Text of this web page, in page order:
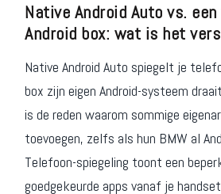
Native Android Auto vs.
Android box: wat is het
Native Android Auto spiegelt je
box zijn eigen Android-systeem
is de reden waarom sommige
toevoegen, zelfs als hun BMW al
Telefoon-spiegeling toont een
goedgekeurde apps vanaf je